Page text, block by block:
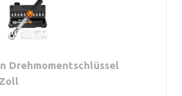
Drehmomentschlüssel